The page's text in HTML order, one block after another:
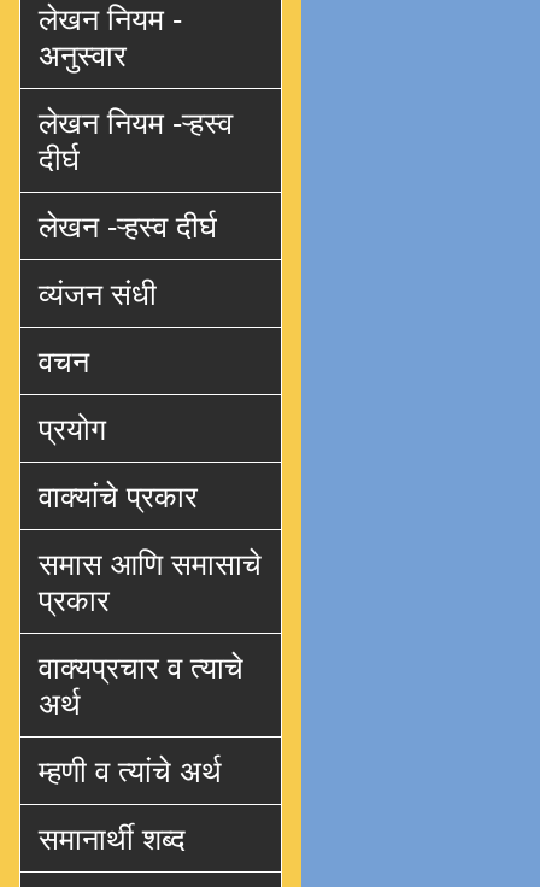
लेखन नियम -
अनुस्वार
लेखन नियम -ऱ्हस्व
दीर्घ
लेखन -ऱ्हस्व दीर्घ
व्यंजन संधी
वचन
प्रयोग
वाक्यांचे प्रकार
समास आणि समासाचे
प्रकार
वाक्यप्रचार व त्याचे
अर्थ
म्हणी व त्यांचे अर्थ
समानार्थी शब्द